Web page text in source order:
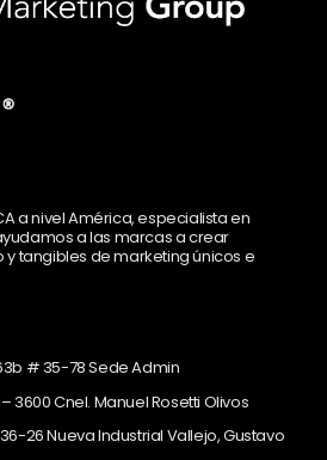
a nivel América, especialista en
a las marcas a crear
tangibles de marketing únicos e
# 35-78 Sede Admin
– 3600 Cnel. Manuel Rosetti Olivos
26 Nueva Industrial Vallejo, Gustavo